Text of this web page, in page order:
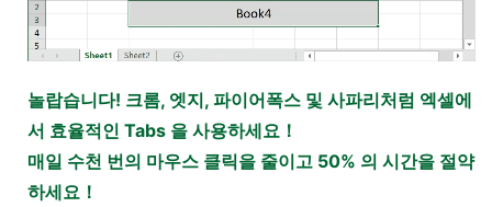
놀랍습니다! 크롬, 엣지, 파이어폭스 및 사파리처럼 엑셀에
서 효율적인 Tabs 을 사용하세요！
매일 수천 번의 마우스 클릭을 줄이고 50% 의 시간을 절약
하세요！